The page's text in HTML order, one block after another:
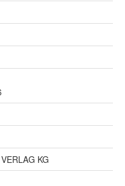
KG